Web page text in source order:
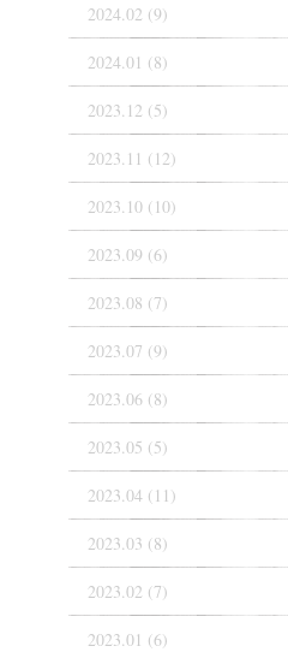
2024.02 (9)
2024.01 (8)
2023.12 (5)
2023.11 (12)
2023.10 (10)
2023.09 (6)
2023.08 (7)
2023.07 (9)
2023.06 (8)
2023.05 (5)
2023.04 (11)
2023.03 (8)
2023.02 (7)
2023.01 (6)